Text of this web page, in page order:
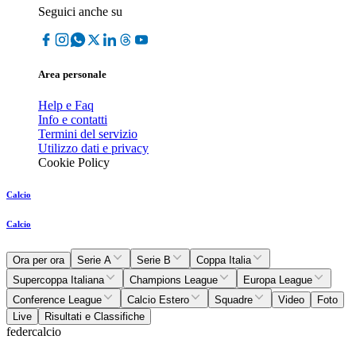
Seguici anche su
Area personale
Help e Faq
Info e contatti
Termini del servizio
Utilizzo dati e privacy
Cookie Policy
Calcio
Calcio
Ora per ora Serie A Serie B
Coppa Italia
Supercoppa Italiana
Champions League
Europa League
Conference League
Calcio Estero Squadre Video
Foto
Live
Risultati e Classifiche
federcalcio